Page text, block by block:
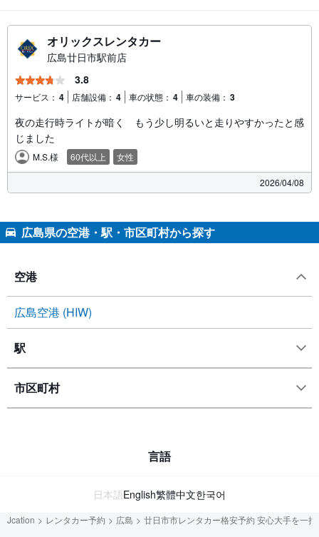
オリックスレンタカー
広島廿日市駅前店
3.8
サービス： 4 店舗設備： 4 車の状態： 4 車の装備： 3
夜の走行時ライトが暗く もう少し明るいと走りやすかったと感
じました
M.S.様 60代以上 女性
2026/04/08
広島県の空港・駅・市区町村から探す
空港
広島空港 (HIW)
駅
市区町村
言語
日本語English繁體中文한국어
Jcation レンタカー予約 広島 廿日市市レンタカー格安予約 安心大手を一